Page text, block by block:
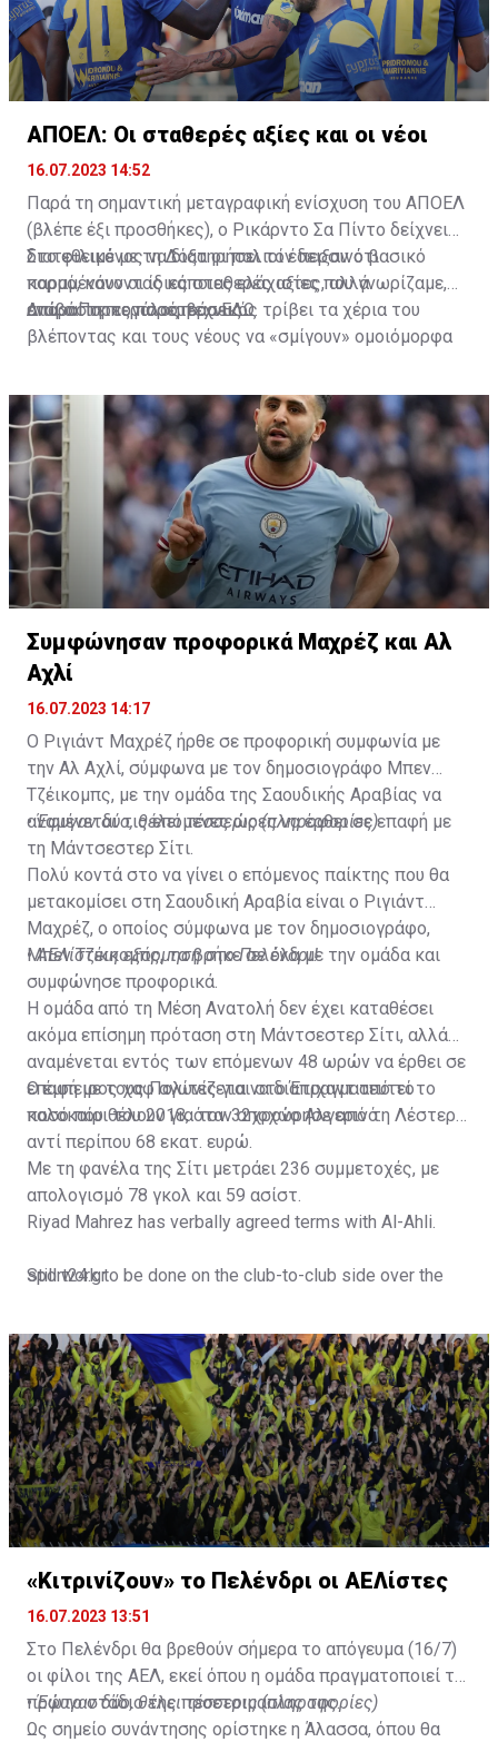
ΑΠΟΕΛ: Οι σταθερές αξίες και οι νέοι
16.07.2023 14:52
Παρά τη σημαντική μεταγραφική ενίσχυση του ΑΠΟΕΛ
(βλέπε έξι προσθήκες), ο Ρικάρντο Σα Πίντο δείχνει
διατεθειμένος να διατηρήσει τον περσινό βασικό
κορμό, κάνοντας κάποιες ελάχιστες, αλλά
απαραίτητες παρεμβάσεις.
Στο φιλικό με τη Δόξα οι παλιοί έδειξαν ότι
παραμένουν οι ίδιες σταθερές αξίες που γνωρίζαμε,
ενώ ο Πορτογάλος τεχνικός τρίβει τα χέρια του
βλέποντας και τους νέους να «σμίγουν» ομοιόμορφα
Διαβάστε περισσότεραΕΔΩ.
Συμφώνησαν προφορικά Μαχρέζ και Αλ
Αχλί
16.07.2023 14:17
Ο Ριγιάντ Μαχρέζ ήρθε σε προφορική συμφωνία με
την Αλ Αχλί, σύμφωνα με τον δημοσιογράφο Μπεν
Τζέικομπς, με την ομάδα της Σαουδικής Αραβίας να
αναμένεται τις επόμενες ώρες να έρθει σε επαφή με
τη Μάντσεστερ Σίτι.
•Έφυγαν δύο, θέλει τέσσερις (πληροφορίες)
Πολύ κοντά στο να γίνει ο επόμενος παίκτης που θα
μετακομίσει στη Σαουδική Αραβία είναι ο Ριγιάντ
Μαχρέζ, ο οποίος σύμφωνα με τον δημοσιογράφο,
Μπεν Τζέικομπς, τα βρήκε σε όλα με την ομάδα και
συμφώνησε προφορικά.
•ΑΕΛίστικη εξόρμηση στο Πελένδρι!
Η ομάδα από τη Μέση Ανατολή δεν έχει καταθέσει
ακόμα επίσημη πρόταση στη Μάντσεστερ Σίτι, αλλά
αναμένεται εντός των επόμενων 48 ωρών να έρθει σε
επαφή με τους Πολίτες για να διαπραγματευτεί το
ποσό που θέλουν για τον 32χρονο Αλγερινό.
Ο έμπειρος χαφ αγωνίζεται στο Έτιχαντ από το
καλοκαίρι του 2018, όταν αποχώρησε από τη Λέστερ
αντί περίπου 68 εκατ. ευρώ.
Με τη φανέλα της Σίτι μετράει 236 συμμετοχές, με
απολογισμό 78 γκολ και 59 ασίστ.
Riyad Mahrez has verbally agreed terms with Al-Ahli.
Still work to be done on the club-to-club side over the
Not a done deal yet, but Mahrez is keen on the move and
Al-Ahli hope to move fast.🇸🇦
pic.twitter.com/Z0SmniQXIP
— Ben Jacobs (@JacobsBen)July 15, 2023
sport24.gr
«Κιτρινίζουν» το Πελένδρι οι ΑΕΛίστες
16.07.2023 13:51
Στο Πελένδρι θα βρεθούν σήμερα το απόγευμα (16/7)
οι φίλοι της ΑΕΛ, εκεί όπου η ομάδα πραγματοποιεί το
πρώτο στάδιο της προετοιμασίας της.
•Έφυγαν δύο, θέλει τέσσερις (πληροφορίες)
Ως σημείο συνάντησης ορίστηκε η Άλασσα, όπου θα